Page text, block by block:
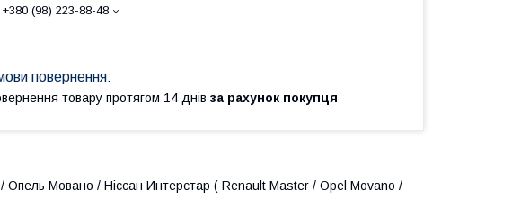
+380 (98) 223-88-48
товару протягом 14 днів за рахунок покупця
Опель Мовано / Ніссан Интерстар ( Renault Master / Opel Movano /